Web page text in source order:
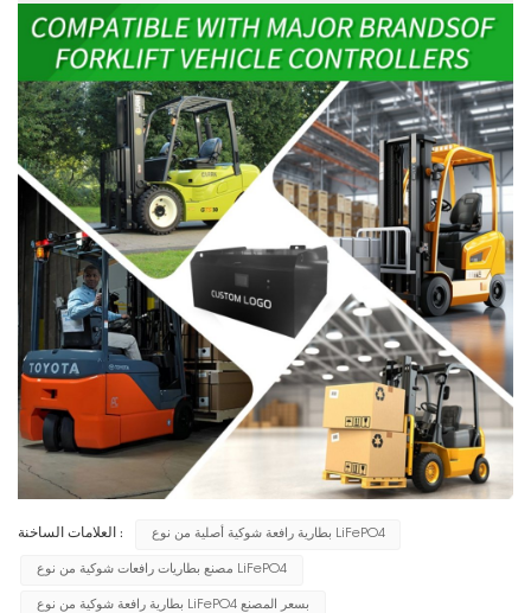
العلامات الساخنة : بطارية رافعة شوكية أصلية من نوع LiFePO4
مصنع بطاريات رافعات شوكية من نوع LiFePO4
بطارية رافعة شوكية من نوع LiFePO4 بسعر المصنع